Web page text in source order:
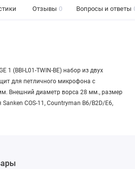
Отзывы 0 Вопросы и ответы
1 (BBI-L01-TWIN-BE) набор из двух
для петличного микрофона с
Внешний диаметр ворса 28 мм., размер
COS-11, Countryman B6/B2D/E6,